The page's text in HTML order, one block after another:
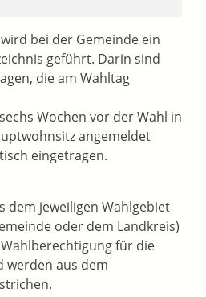
bei der Gemeinde ein
geführt. Darin sind
die am Wahltag
Wochen vor der Wahl in
angemeldet
eingetragen.
dem jeweiligen Wahlgebiet
oder dem Landkreis)
für die
werden aus dem